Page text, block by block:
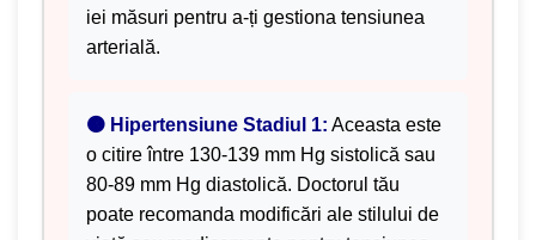
iei măsuri pentru a-ți gestiona tensiunea
arterială.
🟠 Hipertensiune Stadiul 1: Aceasta este
o citire între 130-139 mm Hg sistolică sau
80-89 mm Hg diastolică. Doctorul tău
poate recomanda modificări ale stilului de